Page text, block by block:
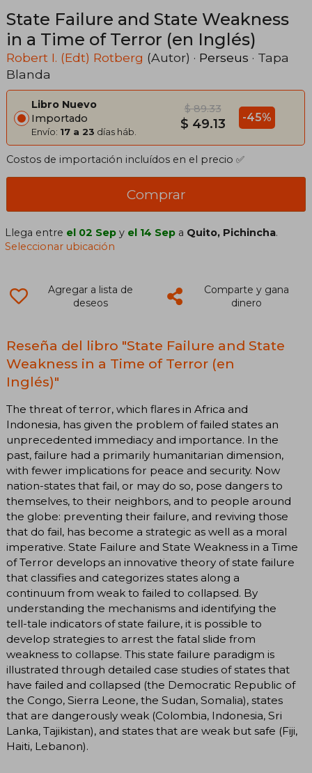
State Failure and State Weakness
in a Time of Terror (en Inglés)
Robert I. (Edt) Rotberg (Autor) · Perseus · Tapa
Blanda
Libro Nuevo
Importado
Envío: 17 a 23 días háb.
$ 89.33
$ 49.13 -45%
Costos de importación incluídos en el precio ✅
Comprar
Llega entre el 02 Sep y el 14 Sep a Quito, Pichincha.
Seleccionar ubicación
Agregar a lista de
deseos
Comparte y gana
dinero
Reseña del libro "State Failure and State
Weakness in a Time of Terror (en
Inglés)"
The threat of terror, which flares in Africa and
Indonesia, has given the problem of failed states an
unprecedented immediacy and importance. In the
past, failure had a primarily humanitarian dimension,
with fewer implications for peace and security. Now
nation-states that fail, or may do so, pose dangers to
themselves, to their neighbors, and to people around
the globe: preventing their failure, and reviving those
that do fail, has become a strategic as well as a moral
imperative. State Failure and State Weakness in a Time
of Terror develops an innovative theory of state failure
that classifies and categorizes states along a
continuum from weak to failed to collapsed. By
understanding the mechanisms and identifying the
tell-tale indicators of state failure, it is possible to
develop strategies to arrest the fatal slide from
weakness to collapse. This state failure paradigm is
illustrated through detailed case studies of states that
have failed and collapsed (the Democratic Republic of
the Congo, Sierra Leone, the Sudan, Somalia), states
that are dangerously weak (Colombia, Indonesia, Sri
Lanka, Tajikistan), and states that are weak but safe (Fiji,
Haiti, Lebanon).